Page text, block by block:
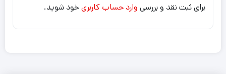
برای ثبت نقد و بررسی وارد حساب کاربری خود شوید.